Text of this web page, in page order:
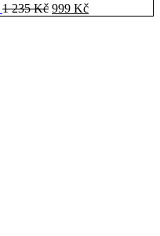
1 235Kč Původní
999 KčAktuální